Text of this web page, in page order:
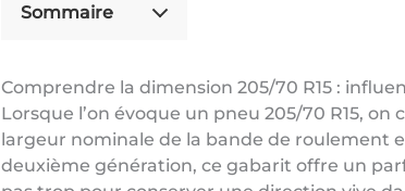
Sommaire
Comprendre la dimension 205/70 R15 :
Lorsque l’on évoque un pneu 205/70 R15,
largeur nominale de la bande de roulement
deuxième génération, ce gabarit offre un